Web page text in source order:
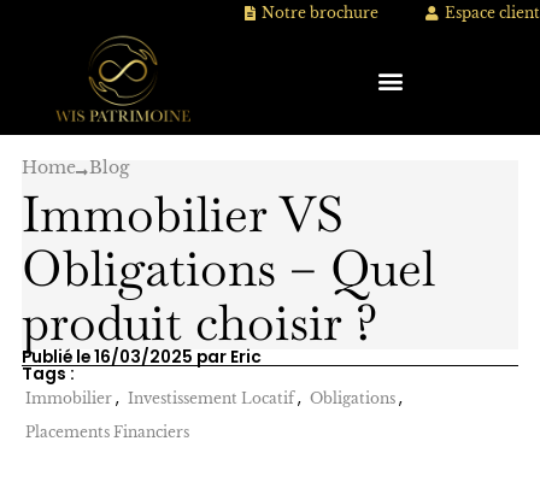
Notre brochure Espace client
Home Blog
Immobilier VS
Obligations – Quel
produit choisir ?
Publié le 16/03/2025 par Eric
Tags :
Immobilier , Investissement Locatif , Obligations ,
Placements Financiers